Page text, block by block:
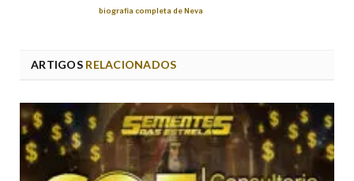
biografia completa de Neva
ARTIGOSRELACIONADOS